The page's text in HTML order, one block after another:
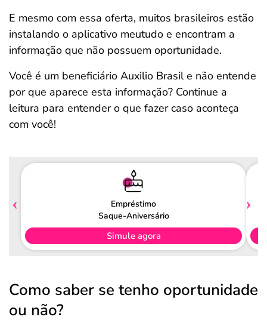
E mesmo com essa oferta, muitos brasileiros estão
instalando o aplicativo meutudo e encontram a
informação que não possuem oportunidade.
Você é um beneficiário Auxilio Brasil e não entende
por que aparece esta informação? Continue a
leitura para entender o que fazer caso aconteça
com você!
Empréstimo
Saque-Aniversário
Simule agora
Como saber se tenho oportunidade
ou não?